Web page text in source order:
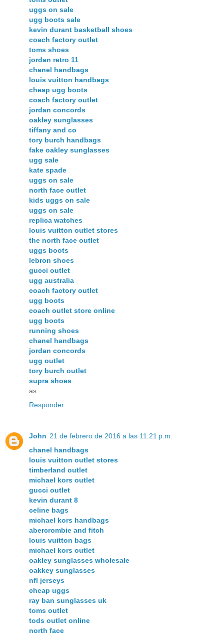
uggs on sale
ugg boots sale
kevin durant basketball shoes
coach factory outlet
toms shoes
jordan retro 11
chanel handbags
louis vuitton handbags
cheap ugg boots
coach factory outlet
jordan concords
oakley sunglasses
tiffany and co
tory burch handbags
fake oakley sunglasses
ugg sale
kate spade
uggs on sale
north face outlet
kids uggs on sale
uggs on sale
replica watches
louis vuitton outlet stores
the north face outlet
uggs boots
lebron shoes
gucci outlet
ugg australia
coach factory outlet
ugg boots
coach outlet store online
ugg boots
running shoes
chanel handbags
jordan concords
ugg outlet
tory burch outlet
supra shoes
as
Responder
John 21 de febrero de 2016 a las 11:21 p.m.
chanel handbags
louis vuitton outlet stores
timberland outlet
michael kors outlet
gucci outlet
kevin durant 8
celine bags
michael kors handbags
abercrombie and fitch
louis vuitton bags
michael kors outlet
oakley sunglasses wholesale
oakkey sunglasses
nfl jerseys
cheap uggs
ray ban sunglasses uk
toms outlet
tods outlet online
north face